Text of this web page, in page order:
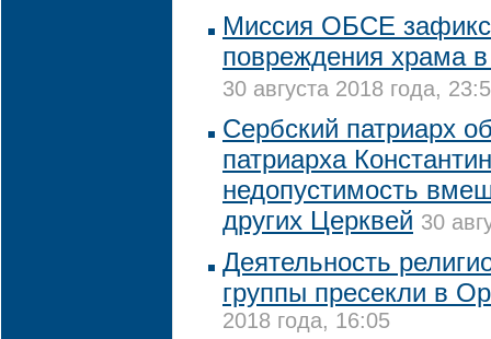
Миссия ОБСЕ
повреждения храма
30 августа 2018 года,
Сербский патриарх
патриарха
недопустимость
других Церквей 30
Деятельность
группы пресекли в
2018 года, 16:05